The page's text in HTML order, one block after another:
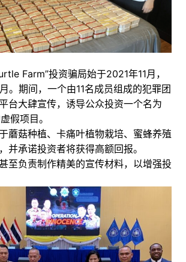
Farm”投资骗局始于2021年11月，
。期间，一个由11名成员组成的犯罪团
台大肆宣传，诱导公众投资一个名为
假项目。
蘑菇种植、卡痛叶植物栽培、蜜蜂养殖
并承诺投资者将获得高额回报。
至负责制作精美的宣传材料，以增强投